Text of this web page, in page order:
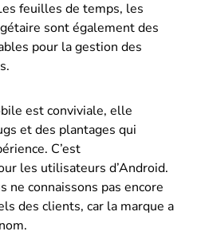
feuilles de temps, les
sont également des
pour la gestion des
est conviviale, elle
et des plantages qui
C’est
les utilisateurs d’Android.
ne connaissons pas encore
des clients, car la marque a